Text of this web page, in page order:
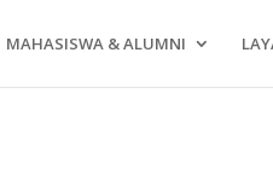
MAHASISWA & ALUMNI